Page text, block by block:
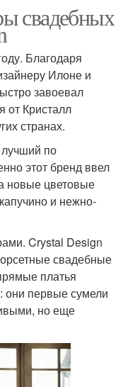
свадебных
Благодаря
Илоне и
завоевал
от Кристалл
странах.
по
этот бренд ввел
новые цветовые
и нежно-
Crystal Design
свадебные
платья
они первые сумели
но еще